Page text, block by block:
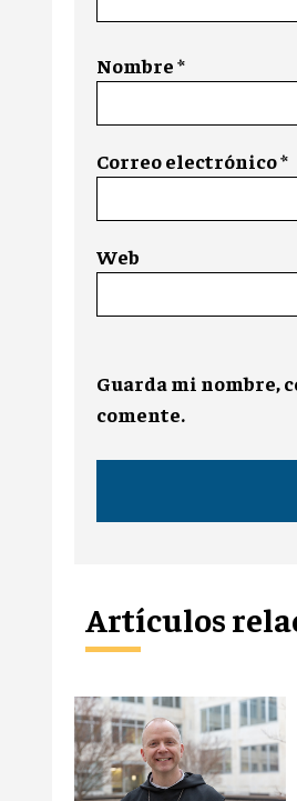
Nombre*
Correo electrónico*
Web
Guarda mi nombre,
comente.
Artículos